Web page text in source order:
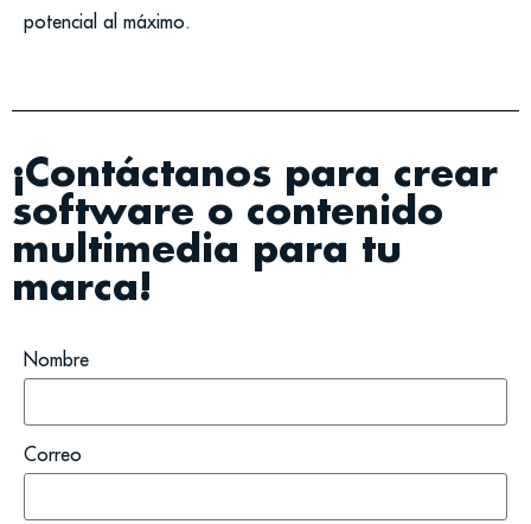
potencial al máximo.
¡Contáctanos para crear
software o contenido
multimedia para tu
marca!
Nombre
Correo